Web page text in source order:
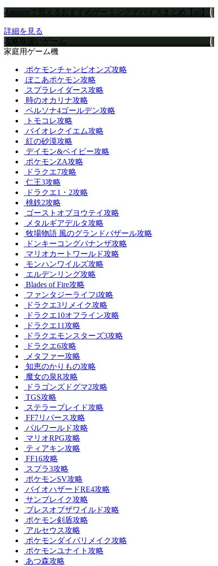
Amazonで買えるおすすめゲーミングデバイスまとめ【ad】
詳細を見る
攻略取扱いゲーム
家庭用ゲーム機
ポケモンチャンピオンズ攻略
ぽこあポケモン攻略
スプラレイダース攻略
時のオカリナ攻略
ペルソナ4ゴールデン攻略
トモコレ攻略
バイオレクイエム攻略
紅の砂漠攻略
デイモン&ベイビー攻略
ポケモンZA攻略
ドラクエ7攻略
仁王3攻略
ドラクエ1・2攻略
桃鉄2攻略
ゴーストオブヨウテイ攻略
メタルギアデルタ攻略
牧場物語 風のグランドバザール攻略
ドンキーコングバナンザ攻略
マリオカートワールド攻略
モンハンワイルズ攻略
エルデンリング攻略
Blades of Fire攻略
ファンタジーライフi攻略
ドラクエ3リメイク攻略
ドラクエ10オフライン攻略
ドラクエ11攻略
ドラクエモンスターズ3攻略
ドラクエ6攻略
メタファー攻略
知恵のかりもの攻略
魔女の泉R攻略
ドラゴンズドグマ2攻略
TGS攻略
ステラーブレイド攻略
FF7リバース攻略
パルワールド攻略
マリオRPG攻略
ティアキン攻略
FF16攻略
スプラ3攻略
ポケモンSV攻略
バイオハザードRE4攻略
サンブレイク攻略
ブレスオブザワイルド攻略
ポケモン剣盾攻略
アルセウス攻略
ポケモンダイパリメイク攻略
ポケモンユナイト攻略
あつ森攻略